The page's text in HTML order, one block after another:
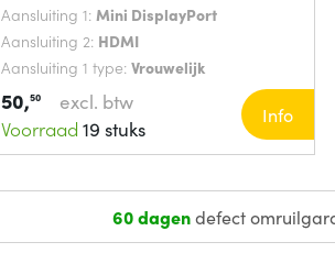
Aansluiting 1: Mini DisplayPort
Aansluiting 2: HDMI
Aansluiting 1 type: Vrouwelijk
50,50
excl. btw
Voorraad 19 stuks
Info
60 dagendefect